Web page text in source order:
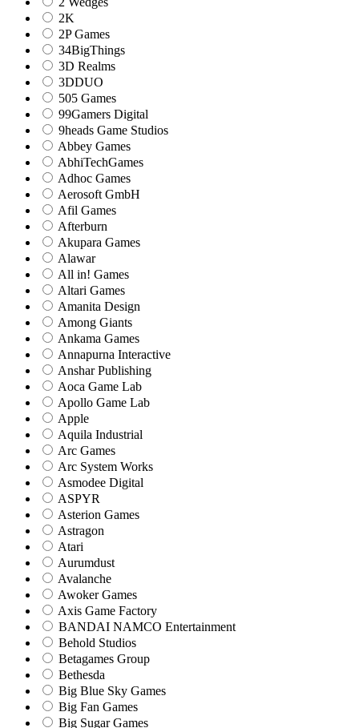
2K
2P Games
34BigThings
3D Realms
3DDUO
505 Games
99Gamers Digital
9heads Game Studios
Abbey Games
AbhiTechGames
Adhoc Games
Aerosoft GmbH
Afil Games
Afterburn
Akupara Games
Alawar
All in! Games
Altari Games
Amanita Design
Among Giants
Ankama Games
Annapurna Interactive
Anshar Publishing
Aoca Game Lab
Apollo Game Lab
Apple
Aquila Industrial
Arc Games
Arc System Works
Asmodee Digital
ASPYR
Asterion Games
Astragon
Atari
Aurumdust
Avalanche
Awoker Games
Axis Game Factory
BANDAI NAMCO Entertainment
Behold Studios
Betagames Group
Bethesda
Big Blue Sky Games
Big Fan Games
Big Sugar Games